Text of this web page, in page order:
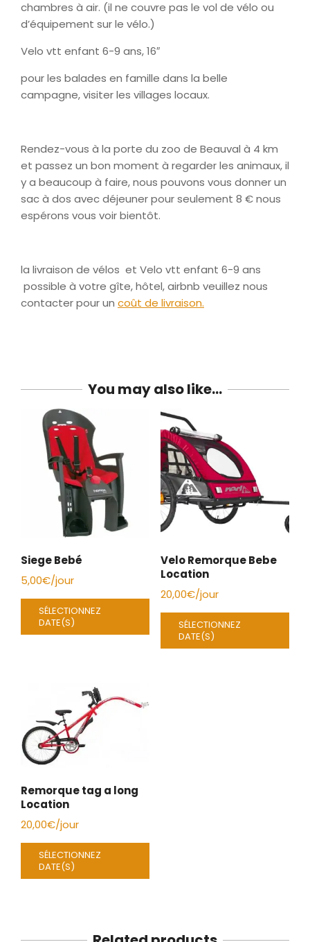
chambres à air. (il ne couvre pas le vol de vélo ou
d’équipement sur le vélo.)
Velo vtt enfant 6-9 ans, 16″
pour les balades en famille dans la belle
campagne, visiter les villages locaux.
Rendez-vous à la porte du zoo de Beauval à 4 km
et passez un bon moment à regarder les animaux, il
y a beaucoup à faire, nous pouvons vous donner un
sac à dos avec déjeuner pour seulement 8 € nous
espérons vous voir bientôt.
la livraison de vélos et Velo vtt enfant 6-9 ans
possible à votre gîte, hôtel, airbnb veuillez nous
contacter pour un coût de livraison.
You may also like…
Siege Bebé
5,00€/jour
SÉLECTIONNEZ
DATE(S)
Velo Remorque Bebe
Location
20,00€/jour
SÉLECTIONNEZ
DATE(S)
Remorque tag a long
Location
20,00€/jour
SÉLECTIONNEZ
DATE(S)